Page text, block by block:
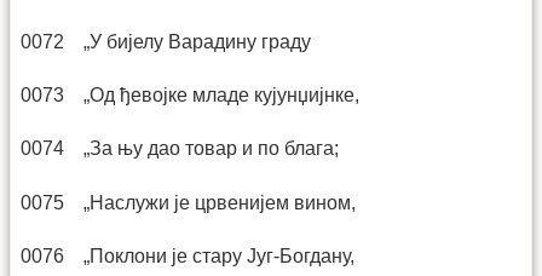
0072 „У бијелу Варадину граду
0073 „Од ђевојке младе кујунџијнке,
0074 „За њу дао товар и по блага;
0075 „Наслужи је црвенијем вином,
0076 „Поклони је стару Југ-Богдану,